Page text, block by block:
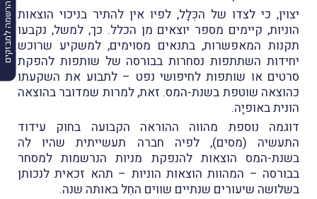
הרשמה למבזקים יצוין, כי לצדו של הכְּלָל, לפיו אין להתיר בניכוי הוצאות
הוניות, קיימים מספר יוצאים מן הכלל. כך, למשל, נקבעו
תקנות המאפשרות, בתנאים מסוימים, למשקיע שרוכש
יחידות השתתפות נסחרות בבורסה של שותפות להפקת
סרטים או שותפות לחיפושי נפט – לתבוע את השקעתו
כהוצאה שוטפת בשנת-המס. זאת, למרות שמדובר בהוצאה
הונית באופיָה.
דוגמה נוספת מהווה ההוראה הקבועה בחוק עידוד
התעשיה (מסים), לפיה חברה תעשייתית שהיו לה
בשנת-המס הוצאות להנפקת מניות הנרשמות למסחר
בבורסה – המהוות הוצאות הוניות – תהא זכאית לנכותן
בשלושה שיעורים שנתיים שווים החֵל באותה שנה.